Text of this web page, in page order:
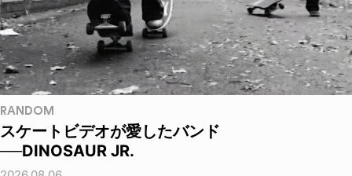
RANDOM
スケートビデオが愛したバンド
──DINOSAUR JR.